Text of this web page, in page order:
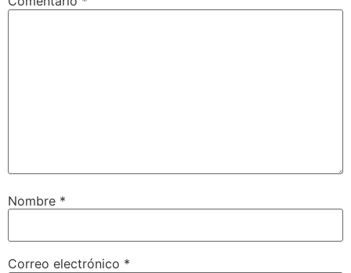
Nombre *
Correo electrónico *